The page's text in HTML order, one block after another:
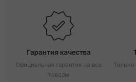
Гарантия качества
Официальная гарантия на все
товары
Только